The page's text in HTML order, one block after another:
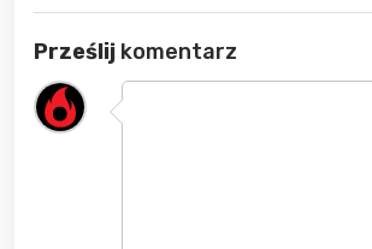
Prześlij komentarz